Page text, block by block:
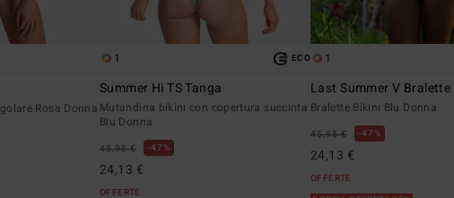
Rosa Donna
1 ECO
Summer Hi TS Tanga
Mutandina bikini con copertura succinta
Blu Donna
45,95 € 47%
24,13 €
OFFERTE
1
Last Summer V Bralette
Bralette Bikini Blu Donna
45,95 € 47%
24,13 €
OFFERTE